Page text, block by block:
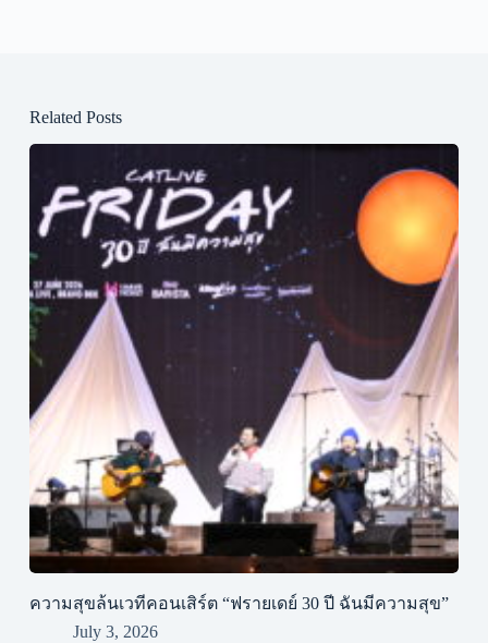
Related Posts
ความสุขล้นเวทีคอนเสิร์ต “ฟรายเดย์ 30 ปี ฉันมีความสุข”
July 3, 2026